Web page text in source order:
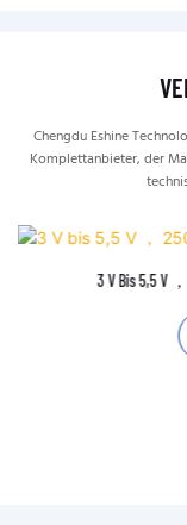
Chengdu Eshine
Komplettanbieter, der
3 V Bis 5,5 V